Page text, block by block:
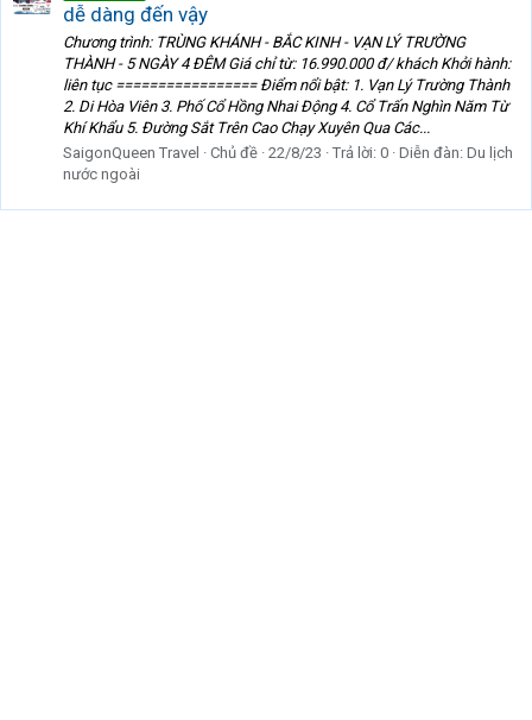
dễ dàng đến vậy
Chương trình: TRÙNG KHÁNH - BẮC KINH - VẠN LÝ TRƯỜNG
THÀNH - 5 NGÀY 4 ĐÊM Giá chỉ từ: 16.990.000 đ/ khách Khởi hành:
liên tục ================= Điểm nổi bật: 1. Vạn Lý Trường Thành
2. Di Hòa Viên 3. Phố Cổ Hồng Nhai Động 4. Cổ Trấn Nghìn Năm Từ
Khí Khẩu 5. Đường Sắt Trên Cao Chạy Xuyên Qua Các...
SaigonQueen Travel
Chủ đề 22/8/23 Trả lời: 0 Diễn đàn: Du lịch
nước ngoài